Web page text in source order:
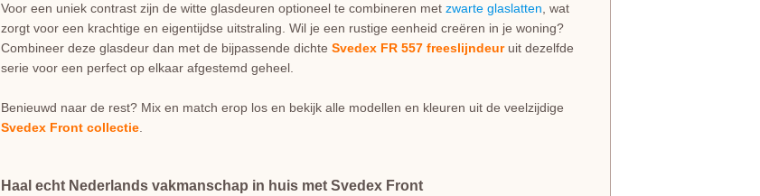
Voor een uniek contrast zijn de witte glasdeuren optioneel te combineren met zwarte glaslatten , wat
zorgt voor een krachtige en eigentijdse uitstraling. Wil je een rustige eenheid creëren in je woning?
Combineer deze glasdeur dan met de bijpassende dichte Svedex FR 557 freeslijndeuruit dezelfde
serie voor een perfect op elkaar afgestemd geheel.
Benieuwd naar de rest? Mix en match erop los en bekijk alle modellen en kleuren uit de veelzijdige
Svedex Front collectie
Haal echt Nederlands vakmanschap in huis met Svedex Front